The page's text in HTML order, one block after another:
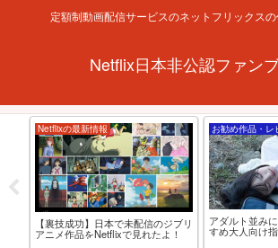
定額制動画配信サービスのネットフリックス
Netflix日本非公認ファン
Netflixの最新情報
【裏技成功】日本で未配信のジブリ
アニメ作品をNetflixで見れたよ！
お勧め作品・レ
アダルト並み
すめ大人向け